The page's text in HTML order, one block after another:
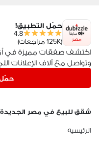
مصر
حمّل التطبيق!
4.8
(125K مراجعات)
اكتشف صفقات مميزة في
وتواصل مع آلاف الإعلانات
حمّل
شقق للبيع في مصر الجديدة
الرئيسية